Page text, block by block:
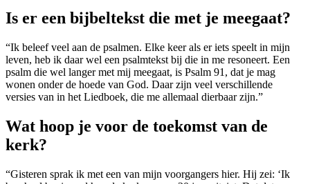
Is er een bijbeltekst die met je meegaat?
“Ik beleef veel aan de psalmen. Elke keer als er iets speelt in mijn
leven, heb ik daar wel een psalmtekst bij die in me resoneert. Een
psalm die wel langer met mij meegaat, is Psalm 91, dat je mag
wonen onder de hoede van God. Daar zijn veel verschillende
versies van in het Liedboek, die me allemaal dierbaar zijn.”
Wat hoop je voor de toekomst van de
kerk?
“Gisteren sprak ik met een van mijn voorgangers hier. Hij zei: ‘Ik